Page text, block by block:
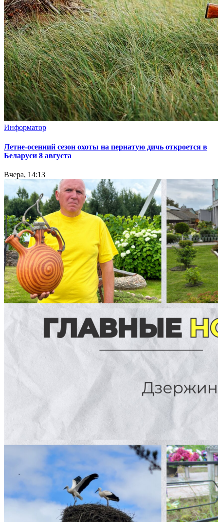
Информатор
Летне-осенний сезон охоты на пернатую дичь откроется в
Беларуси 8 августа
Вчера, 14:13